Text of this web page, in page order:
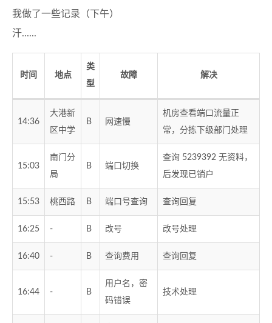
我做了一些记录（下午）
汗......
时间 地点
类
型
故障 解决
14:36
大港新
区中学
B 网速慢
机房查看端口流量正
常，分拣下级部门处理
15:03
南门分
局
B 端口切换
查询 5239392 无资料，
后发现已销户
15:53 桃西路 B 端口号查询 查询回复
16:25 - B 改号 改号处理
16:40 - B 查询费用 查询回复
16:44 - B
用户名，密
码错误
技术处理